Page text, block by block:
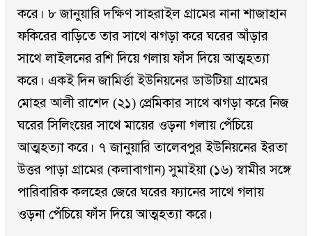
করে। ৮ জানুয়ারি দক্ষিণ সাহরাইল গ্রামের নানা শাজাহান
ফকিরের বাড়িতে তার সাথে ঝগড়া করে ঘরের আঁড়ার
সাথে লাইলনের রশি দিয়ে গলায় ফাঁস দিয়ে আত্মহত্যা
করে। একই দিন জামির্ত্তা ইউনিয়নের ডাউটিয়া গ্রামের
মোহর আলী রাশেদ (২১) প্রেমিকার সাথে ঝগড়া করে নিজ
ঘরের সিলিংয়ের সাথে মায়ের ওড়না গলায় পেঁচিয়ে
আত্মহত্যা করে। ৭ জানুয়ারি তালেবপুর ইউনিয়নের ইরতা
উত্তর পাড়া গ্রামের (কলাবাগান) সুমাইয়া (১৬) স্বামীর সঙ্গে
পারিবারিক কলহের জেরে ঘরের ফ্যানের সাথে গলায়
ওড়না পেঁচিয়ে ফাঁস দিয়ে আত্মহত্যা করে।